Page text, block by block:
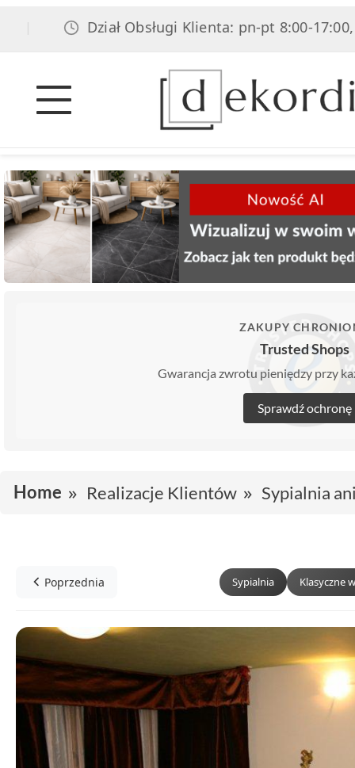
Dział Obsługi Klienta: pn-pt 8:00-17:00,
ZAKUPY
Trusted Shops
Gwarancja zwrotu pieniędzy przy
Sprawdź ochronę
Home Realizacje Klientów Sypialnia
Poprzednia Sypialnia Klasyczne